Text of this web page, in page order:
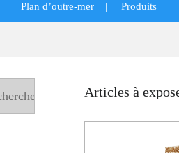
| Plan d’outre-mer | Produits |
Articles à